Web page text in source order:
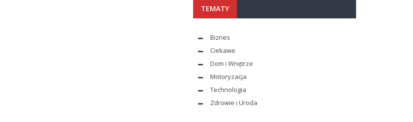
TEMATY
Biznes
Ciekawe
Dom i Wnętrze
Motoryzacja
Technologia
Zdrowie i Uroda